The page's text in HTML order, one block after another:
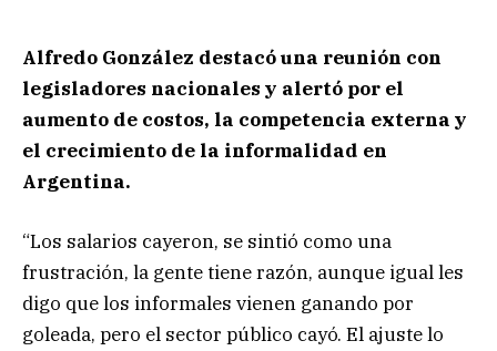
Alfredo González destacó una reunión con
legisladores nacionales y alertó por el
aumento de costos, la competencia externa y
el crecimiento de la informalidad en
Argentina.
“Los salarios cayeron, se sintió como una
frustración, la gente tiene razón, aunque igual les
digo que los informales vienen ganando por
goleada, pero el sector público cayó. El ajuste lo